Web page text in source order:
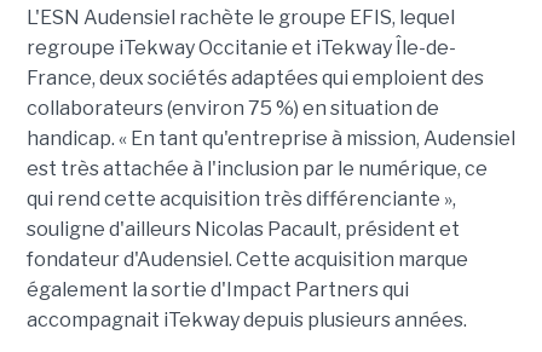
L'ESN Audensiel rachète le groupe EFIS, lequel
regroupe iTekway Occitanie et iTekway Île-de-
France, deux sociétés adaptées qui emploient des
collaborateurs (environ 75 %) en situation de
handicap. « En tant qu'entreprise à mission, Audensiel
est très attachée à l'inclusion par le numérique, ce
qui rend cette acquisition très différenciante »,
souligne d'ailleurs Nicolas Pacault, président et
fondateur d'Audensiel. Cette acquisition marque
également la sortie d'Impact Partners qui
accompagnait iTekway depuis plusieurs années.